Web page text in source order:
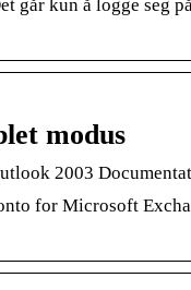
går kun å logge seg
modus
2003
for Microsoft